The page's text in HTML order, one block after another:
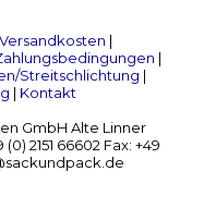
|
|
Streitschlichtung |
| Kontakt
GmbH Alte Linner
2151 66602 Fax: +49